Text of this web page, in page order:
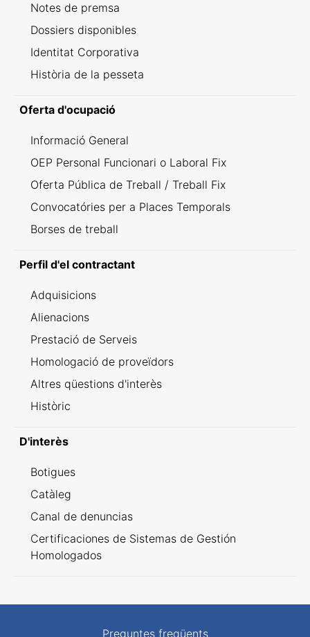
Notes de premsa
Dossiers disponibles
Identitat Corporativa
Història de la pesseta
Oferta d'ocupació
Informació General
OEP Personal Funcionari o Laboral Fix
Oferta Pública de Treball / Treball Fix
Convocatóries per a Places Temporals
Borses de treball
Perfil d'el contractant
Adquisicions
Alienacions
Prestació de Serveis
Homologació de proveïdors
Altres qüestions d'interès
Històric
D'interès
Botigues
Catàleg
Canal de denuncias
Certificaciones de Sistemas de Gestión
Homologados
Preguntes freqüents